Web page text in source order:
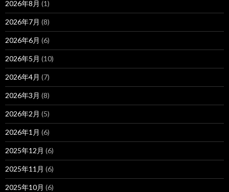
2026年8月 (1)
2026年7月 (8)
2026年6月 (6)
2026年5月 (10)
2026年4月 (7)
2026年3月 (8)
2026年2月 (5)
2026年1月 (6)
2025年12月 (6)
2025年11月 (6)
2025年10月 (6)